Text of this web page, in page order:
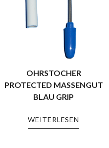
OHRSTOCHER
PROTECTED MASSENGUT
BLAU GRIP
WEITERLESEN